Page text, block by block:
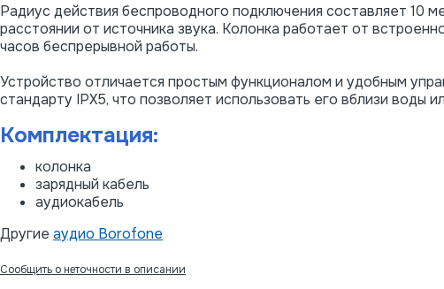
Радиус действия беспроводного подключения составляет 10
расстоянии от источника звука. Колонка работает от
часов беспрерывной работы.
Устройство отличается простым функционалом и удобным
стандарту IPX5, что позволяет использовать его вблизи воды
Комплектация:
колонка
зарядный кабель
аудиокабель
Другие аудио Borofone
Сообщить о неточности в описании